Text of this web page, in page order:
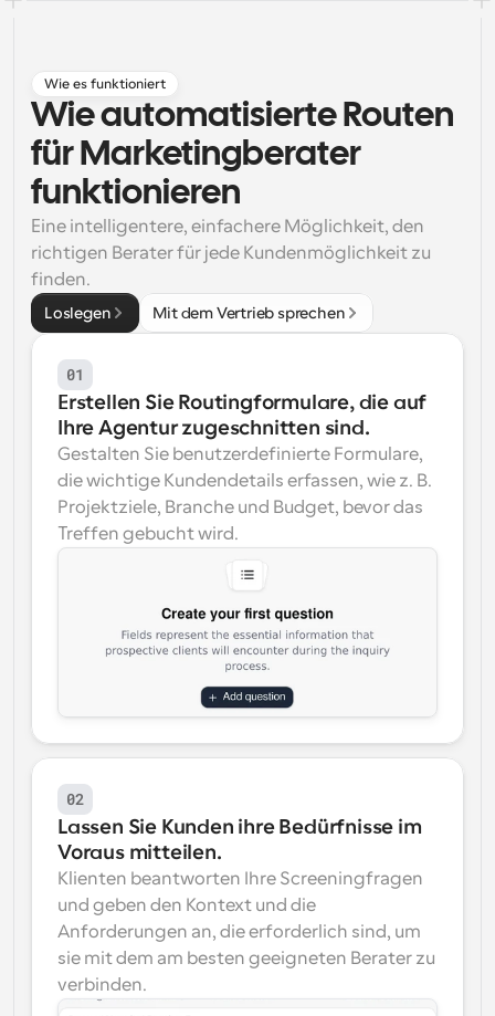
Supercharged Planung mit KI-gestützten Anrufen
Blog
Bleiben Sie auf dem Laufenden über die neuesten
Nachrichten und Updates.
Sofortige Besprechungen
Treffen Sie sich in wenigen Minuten mit Kunden
Dynamische Gruppenlinks
Nahtlos Meetings mit mehreren Personen buchen
Erhalten Sie eine Benachrichtigung, wenn etwas
passiert
Wie es funktioniert
Wie automatisierte Routen
für Marketingberater
funktionieren
Eine intelligentere, einfachere Möglichkeit, den
richtigen Berater für jede Kundenmöglichkeit zu
finden.
Loslegen Mit dem Vertrieb sprechen
01
Erstellen Sie Routingformulare, die auf
Ihre Agentur zugeschnitten sind.
Gestalten Sie benutzerdefinierte Formulare,
die wichtige Kundendetails erfassen, wie z. B.
Projektziele, Branche und Budget, bevor das
Treffen gebucht wird.
02
Lassen Sie Kunden ihre Bedürfnisse im
Voraus mitteilen.
Klienten beantworten Ihre Screeningfragen
und geben den Kontext und die
Anforderungen an, die erforderlich sind, um
sie mit dem am besten geeigneten Berater zu
verbinden.